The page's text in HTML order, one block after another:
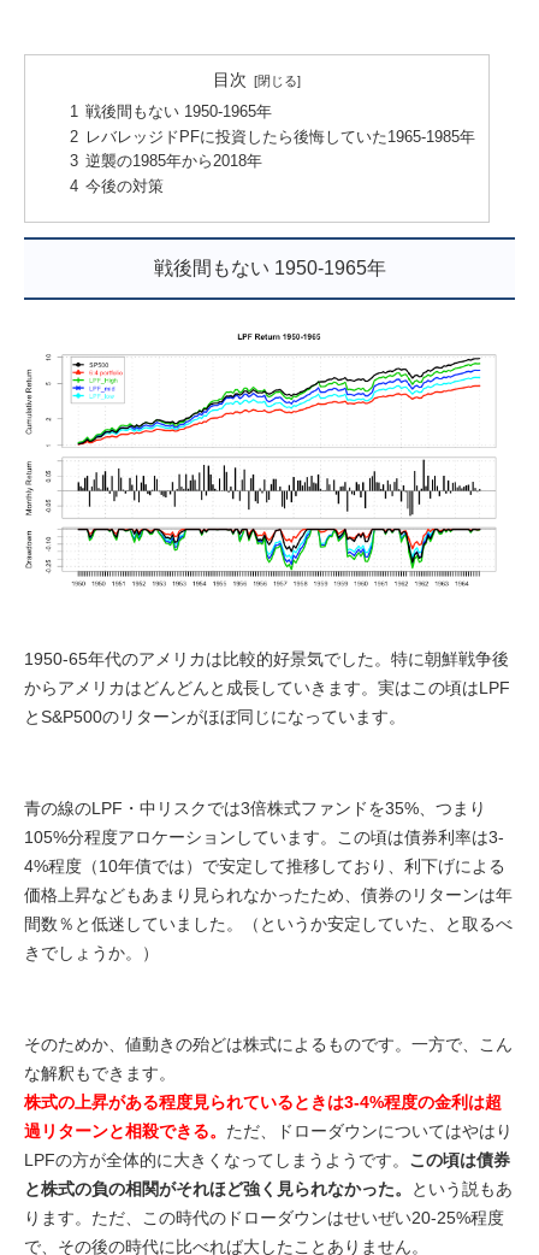
目次
戦後間もない 1950-1965年
レバレッジドPFに投資したら後悔していた1965-1985年
逆襲の1985年から2018年
今後の対策
戦後間もない 1950-1965年
1950-65年代のアメリカは比較的好景気でした。特に朝鮮戦争後
からアメリカはどんどんと成長していきます。実はこの頃はLPF
とS&P500のリターンがほぼ同じになっています。
青の線のLPF・中リスクでは3倍株式ファンドを35%、つまり
105%分程度アロケーションしています。この頃は債券利率は3-
4%程度（10年債では）で安定して推移しており、利下げによる
価格上昇などもあまり見られなかったため、債券のリターンは年
間数％と低迷していました。（というか安定していた、と取るべ
きでしょうか。）
そのためか、値動きの殆どは株式によるものです。一方で、こん
な解釈もできます。
株式の上昇がある程度見られているときは3-4%程度の金利は超
過リターンと相殺できる。 ただ、ドローダウンについてはやはり
LPFの方が全体的に大きくなってしまうようです。 この頃は債券
と株式の負の相関がそれほど強く見られなかった。
という説もあ
ります。ただ、この時代のドローダウンはせいぜい20-25%程度
で、その後の時代に比べれば大したことありません。